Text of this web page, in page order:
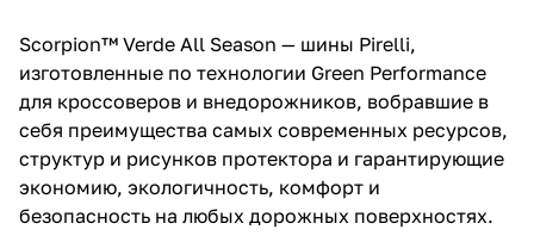
Scorpion™ Verde All Season — шины Pirelli,
изготовленные по технологии Green Performance
для кроссоверов и внедорожников, вобравшие в
себя преимущества самых современных ресурсов,
структур и рисунков протектора и гарантирующие
экономию, экологичность, комфорт и
безопасность на любых дорожных поверхностях.